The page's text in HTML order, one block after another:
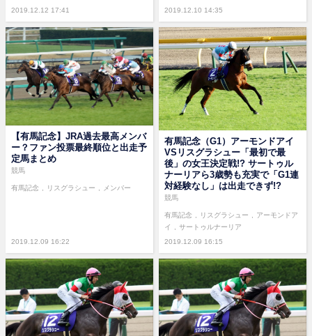
2019.12.12 17:41 2019.12.10 14:35
【有馬記念】JRA過去最高メンバ
ー？ファン投票最終順位と出走予
定馬まとめ
2019.12.09 16:22
競馬
有馬記念 リスグラシュー メンバー
有馬記念（G1）アーモンドアイ
VSリスグラシュー「最初で最
後」の女王決定戦!? サートゥル
ナーリアら3歳勢も充実で「G1連
対経験なし」は出走できず!?
2019.12.09 16:15
競馬
有馬記念 リスグラシュー
アーモンドア
イ
サートゥルナーリア